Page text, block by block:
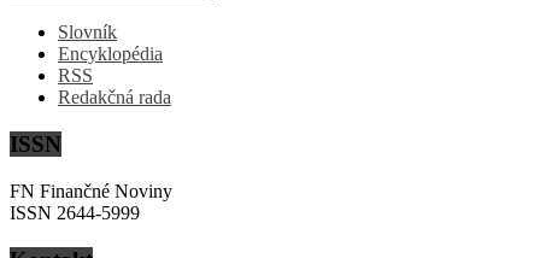
Slovník
Encyklopédia
RSS
Redakčná rada
ISSN
FN Finančné Noviny
ISSN 2644-5999